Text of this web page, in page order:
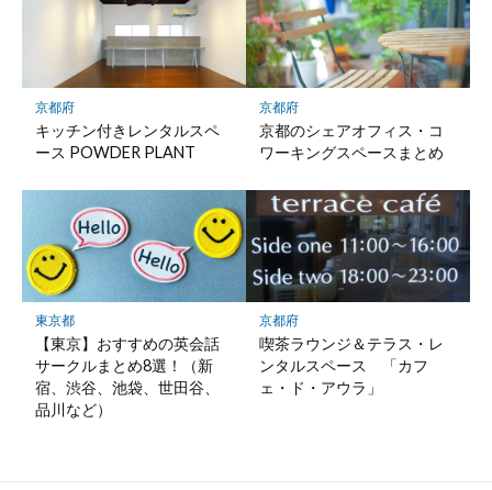
京都府
キッチン付きレンタルスペ
ース POWDER PLANT
京都府
京都のシェアオフィス・コ
ワーキングスペースまとめ
東京都
【東京】おすすめの英会話
サークルまとめ8選！（新
宿、渋谷、池袋、世田谷、
品川など）
京都府
喫茶ラウンジ＆テラス・レ
ンタルスペース 「カフ
ェ・ド・アウラ」